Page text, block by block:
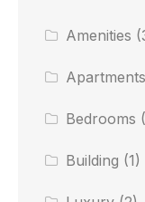
Amenities
Apartments
Bedrooms
Building (1)